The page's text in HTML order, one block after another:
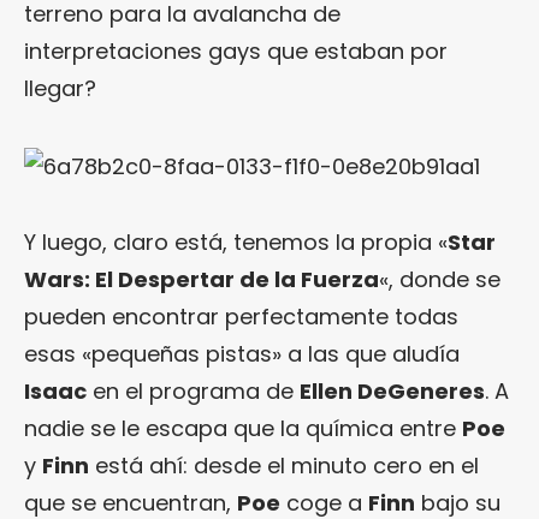
terreno para la avalancha de
interpretaciones gays que estaban por
llegar?
Y luego, claro está, tenemos la propia «Star
Wars: El Despertar de la Fuerza«, donde se
pueden encontrar perfectamente todas
esas «pequeñas pistas» a las que aludía
Isaac en el programa de Ellen DeGeneres. A
nadie se le escapa que la química entre Poe
y Finn está ahí: desde el minuto cero en el
que se encuentran, Poe coge a Finn bajo su